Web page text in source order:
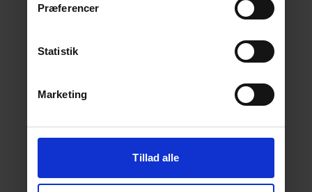
Præferencer
Statistik
Marketing
Tillad alle